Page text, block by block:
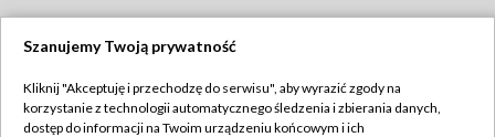
TVP
Szanujemy Twoją prywatność
Kliknij "Akceptuję i przechodzę do serwisu", aby wyrazić zgody na
korzystanie z technologii automatycznego śledzenia i zbierania danych,
dostęp do informacji na Twoim urządzeniu końcowym i ich